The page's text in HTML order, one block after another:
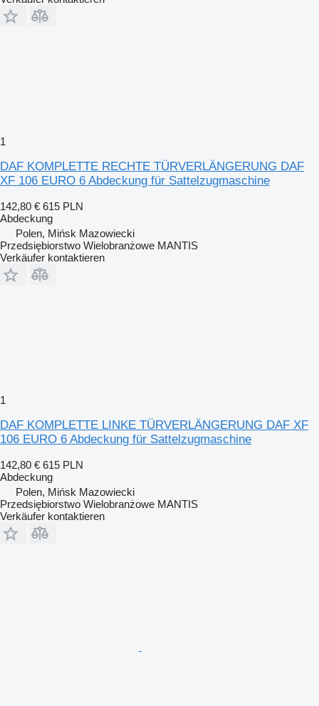
1
DAF KOMPLETTE RECHTE TÜRVERLÄNGERUNG DAF
XF 106 EURO 6 Abdeckung für Sattelzugmaschine
142,80 € 615 PLN
Abdeckung
Polen, Mińsk Mazowiecki
Przedsiębiorstwo Wielobranżowe MANTIS
Verkäufer kontaktieren
1
DAF KOMPLETTE LINKE TÜRVERLÄNGERUNG DAF XF
106 EURO 6 Abdeckung für Sattelzugmaschine
142,80 € 615 PLN
Abdeckung
Polen, Mińsk Mazowiecki
Przedsiębiorstwo Wielobranżowe MANTIS
Verkäufer kontaktieren